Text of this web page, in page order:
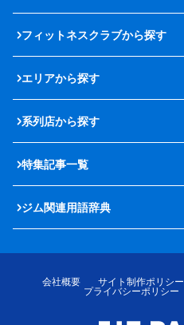
フィットネスクラブから探す
エリアから探す
系列店から探す
特集記事一覧
ジム関連用語辞典
会社概要 サイト制作ポリシー
プライバシーポリシー